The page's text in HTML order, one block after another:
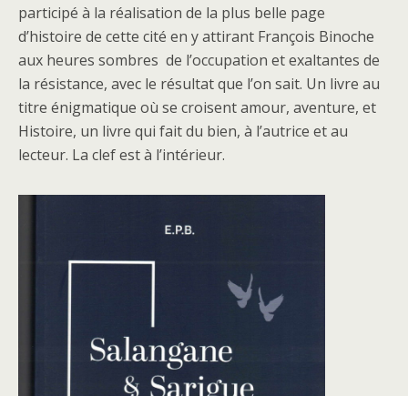
participé à la réalisation de la plus belle page
d’histoire de cette cité en y attirant François Binoche
aux heures sombres de l’occupation et exaltantes de
la résistance, avec le résultat que l’on sait. Un livre au
titre énigmatique où se croisent amour, aventure, et
Histoire, un livre qui fait du bien, à l’autrice et au
lecteur. La clef est à l’intérieur.